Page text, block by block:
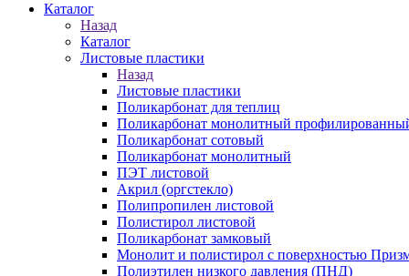
Каталог
Назад
Каталог
Листовые пластики
Назад
Листовые пластики
Поликарбонат для теплиц
Поликарбонат монолитный
Поликарбонат сотовый
Поликарбонат монолитный
ПЭТ листовой
Акрил (оргстекло)
Полипропилен листовой
Полистирол листовой
Поликарбонат замковый
Монолит и полистирол с поверхностью
Полиэтилен низкого давления (ПНД)